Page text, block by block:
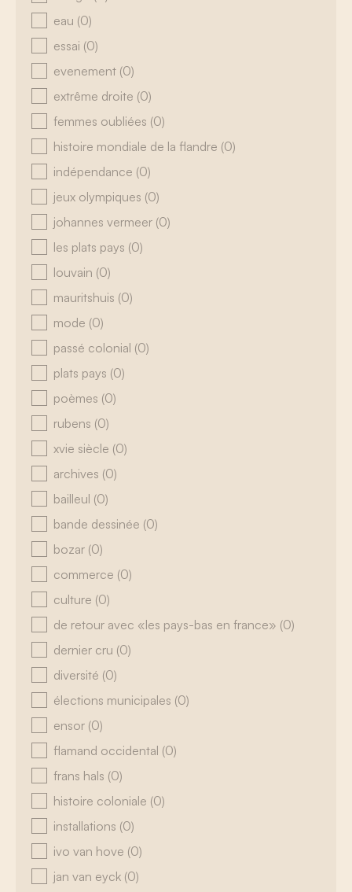
eau (0)
essai (0)
evenement (0)
extrême droite (0)
femmes oubliées (0)
histoire mondiale de la flandre (0)
indépendance (0)
jeux olympiques (0)
johannes vermeer (0)
les plats pays (0)
louvain (0)
mauritshuis (0)
mode (0)
passé colonial (0)
plats pays (0)
poèmes (0)
rubens (0)
xvie siècle (0)
archives (0)
bailleul (0)
bande dessinée (0)
bozar (0)
commerce (0)
culture (0)
de retour avec «les pays-bas en france» (0)
dernier cru (0)
diversité (0)
élections municipales (0)
ensor (0)
flamand occidental (0)
frans hals (0)
histoire coloniale (0)
installations (0)
ivo van hove (0)
jan van eyck (0)